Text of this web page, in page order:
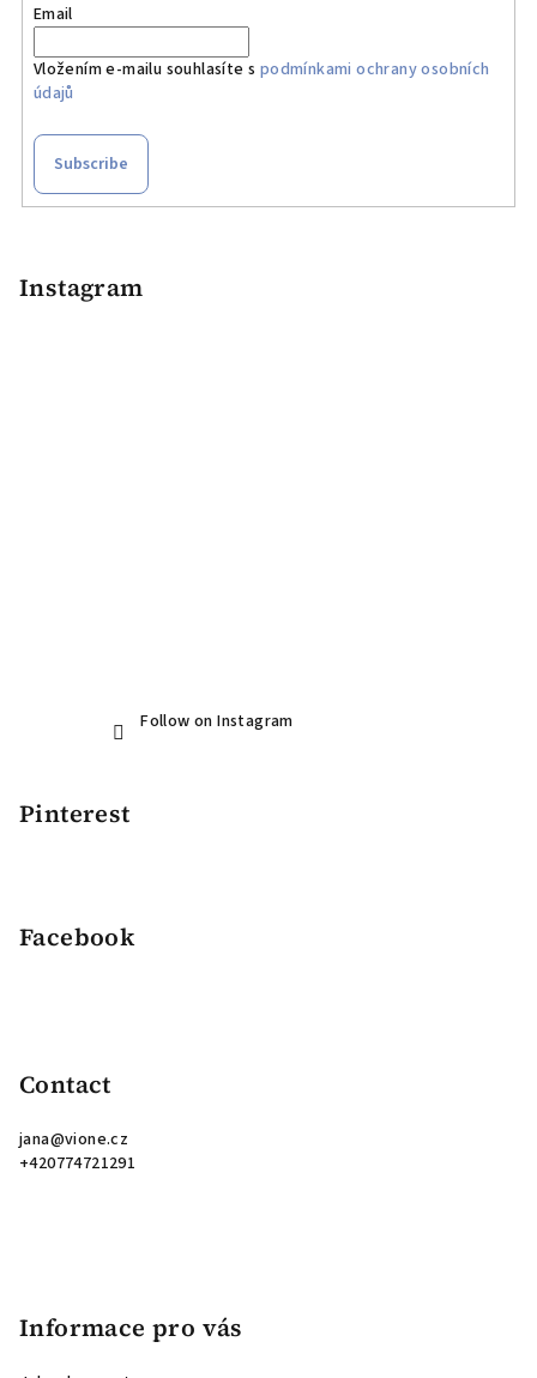
Email
Vložením e-mailu souhlasíte s podmínkami ochrany osobních
údajů
Subscribe
Instagram
Follow on Instagram
Pinterest
Facebook
Contact
jana@vione.cz
+420774721291
Informace pro vás